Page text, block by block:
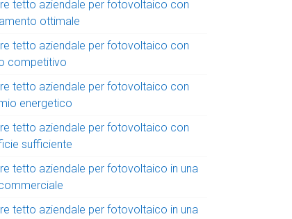
tetto aziendale per fotovoltaico con
ottimale
tetto aziendale per fotovoltaico con
competitivo
tetto aziendale per fotovoltaico con
energetico
tetto aziendale per fotovoltaico con
sufficiente
tetto aziendale per fotovoltaico in una
tetto aziendale per fotovoltaico in una